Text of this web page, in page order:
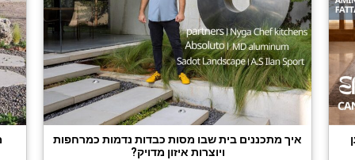
איך מתכננים בית שבו מסות כבדות נדמות כמרחפות
ויוצרות איזון מדויק?